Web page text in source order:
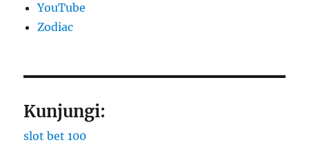
YouTube
Zodiac
Kunjungi:
slot bet 100